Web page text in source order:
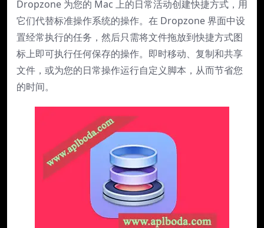
Dropzone 为您的 Mac 上的日常活动创建快捷方式，用
它们代替标准操作系统的操作。在 Dropzone 界面中设
置经常执行的任务，然后只需将文件拖放到快捷方式图
标上即可执行任何保存的操作。即时移动、复制和共享
文件，或为您的日常操作运行自定义脚本，从而节省您
的时间。